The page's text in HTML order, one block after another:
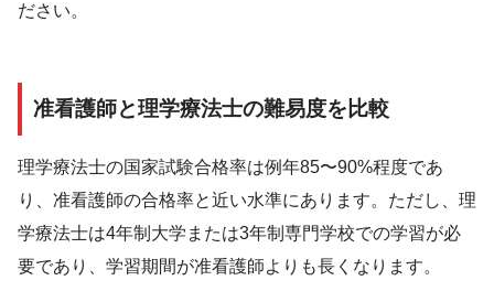
ださい。
准看護師と理学療法士の難易度を比較
理学療法士の国家試験合格率は例年85〜90%程度であ
り、准看護師の合格率と近い水準にあります。ただし、理
学療法士は4年制大学または3年制専門学校での学習が必
要であり、学習期間が准看護師よりも長くなります。